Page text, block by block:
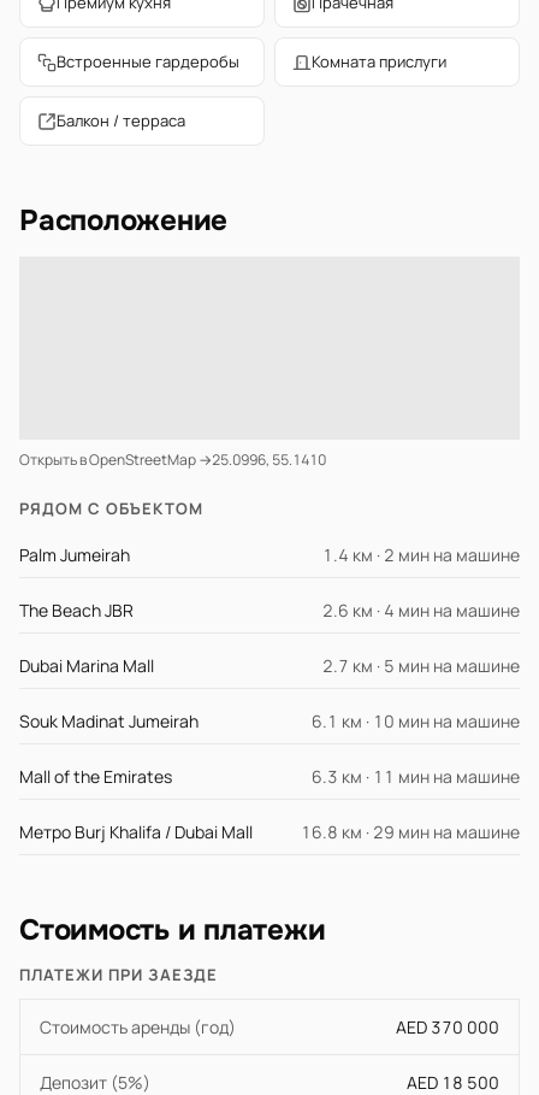
Встроенные гардеробы Комната прислуги
Балкон / терраса
Расположение
Открыть в OpenStreetMap →25.0996, 55.1410
РЯДОМ С ОБЪЕКТОМ
Palm Jumeirah 1.4 км · 2 мин на машине
The Beach JBR 2.6 км · 4 мин на машине
Dubai Marina Mall 2.7 км · 5 мин на машине
Souk Madinat Jumeirah 6.1 км · 10 мин на машине
Mall of the Emirates 6.3 км · 11 мин на машине
Метро Burj Khalifa / Dubai Mall 16.8 км · 29 мин на машине
Стоимость и платежи
ПЛАТЕЖИ ПРИ ЗАЕЗДЕ
Стоимость аренды (год) AED 370 000
Депозит (5%) AED 18 500